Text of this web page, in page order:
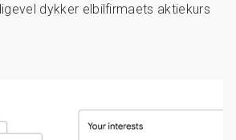
dykker elbilfirmaets aktiekurs